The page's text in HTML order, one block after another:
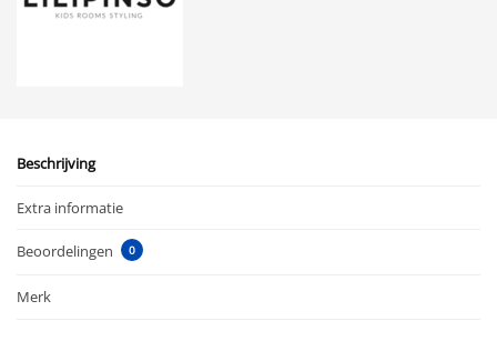
Beschrijving
Extra informatie
Beoordelingen 0
Merk